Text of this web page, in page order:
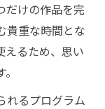
だけの作品を完
貴重な時間とな
えるため、思い
れるプログラム